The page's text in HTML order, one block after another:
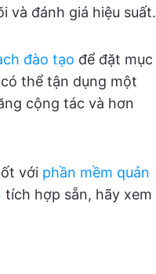
và đánh giá hiệu suất.
đào tạo để đặt mục
thể tận dụng một
cộng tác và hơn
với phần mềm quản
tích hợp sẵn, hãy xem